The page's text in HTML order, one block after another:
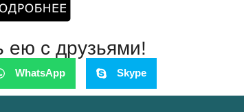
ею с друзьями!
WhatsApp Skype